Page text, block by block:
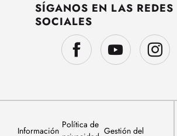
SÍGANOS EN LAS REDES
SOCIALES
Información
Política de
Gestión del